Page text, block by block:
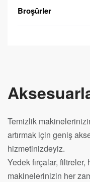
Broşürler
Temizlik
artırmak için geniş
hizmetinizdeyiz.
Yedek fırçalar, filtreler,
makinelerinizin her